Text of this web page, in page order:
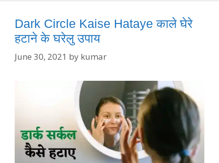
Dark Circle Kaise Hataye काले घेरे
हटाने के घरेलु उपाय
June 30, 2021 by kumar